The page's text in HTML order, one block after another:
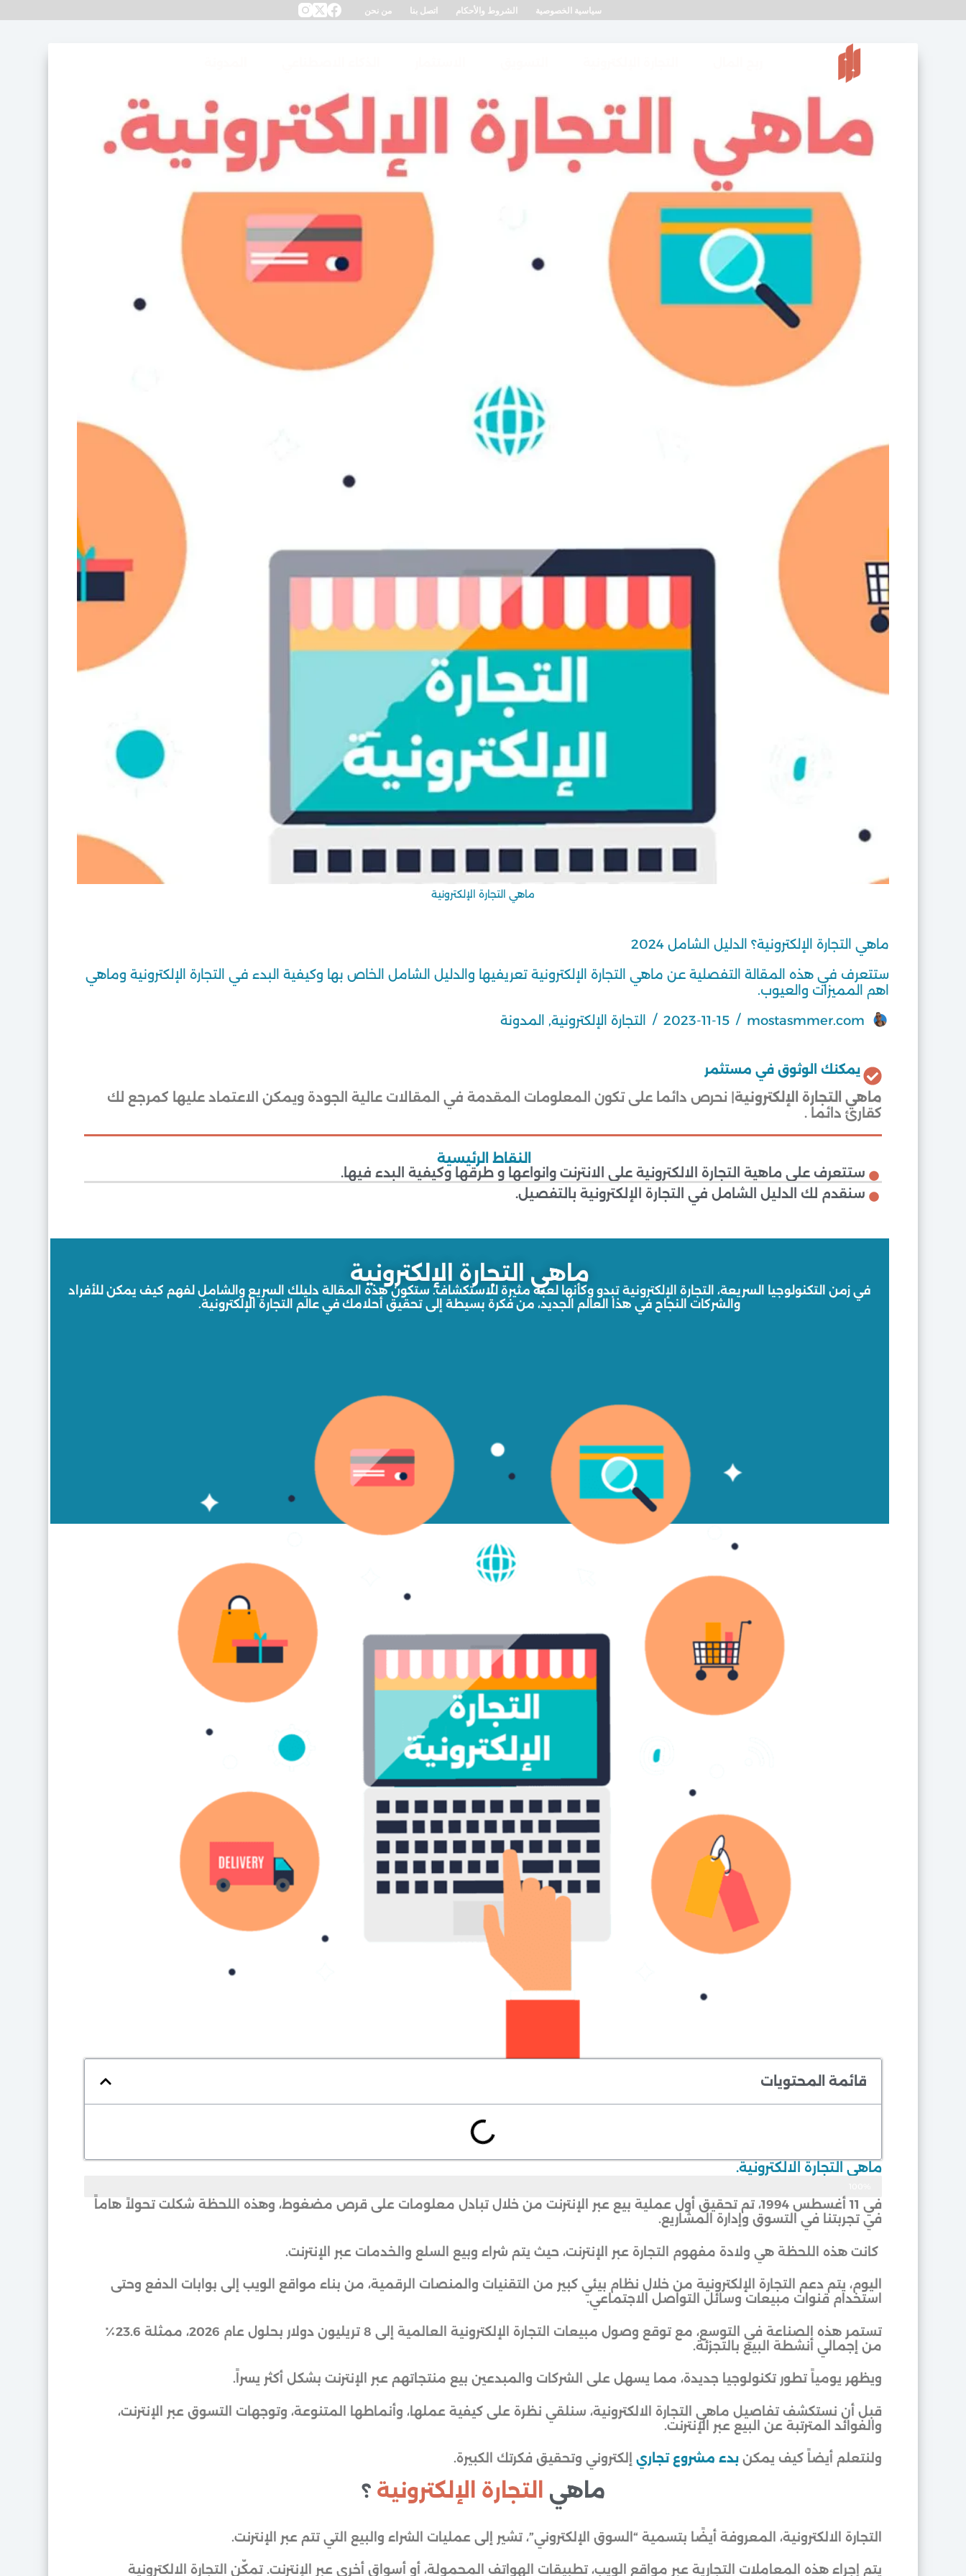
سياسية الخصوصية الشروط والأحكام اتصل بنا من نحن
ماهي التجارة الإلكترونية
ماهي التجارة الإلكترونية؟ الدليل الشامل 2024
ستتعرف في هذه المقالة التفصلية عن ماهي التجارة الإلكترونية تعريفيها والدليل الشامل الخاص بها وكيفية البدء في التجارة الإلكترونية وماهي
اهم المميزات والعيوب.
mostasmmer.com
2023-11-15 التجارة الإلكترونية, المدونة
يمكنك الوثوق في مستثمر
ماهي التجارة الإلكترونية| نحرص دائما على تكون المعلومات المقدمة في المقالات عالية الجودة ويمكن الاعتماد عليها كمرجع لك
كقارئ دائما .
النقاط الرئيسية
ستتعرف على ماهية التجارة الالكترونية على الانترنت وانواعها و طرقها وكيفية البدء فيها.
سنقدم لك الدليل الشامل في التجارة الإلكترونية بالتفصيل.
ماهي التجارة الإلكترونية
في زمن التكنولوجيا السريعة، التجارة الإلكترونية تبدو وكأنها لعبة مثيرة للاستكشاف. ستكون هذه المقالة دليلك السريع والشامل لفهم كيف يمكن للأفراد
والشركات النجاح في هذا العالم الجديد، من فكرة بسيطة إلى تحقيق أحلامك في عالم التجارة الإلكترونية.
قائمة المحتويات
ماهي التجارة الالكترونية.
في 11 أغسطس 1994، تم تحقيق أول عملية بيع عبر الإنترنت من خلال تبادل معلومات على قرص مضغوط، وهذه اللحظة شكلت تحولاً هاماً
في تجربتنا في التسوق وإدارة المشاريع.
كانت هذه اللحظة هي ولادة مفهوم التجارة عبر الإنترنت، حيث يتم شراء وبيع السلع والخدمات عبر الإنترنت.
اليوم، يتم دعم التجارة الإلكترونية من خلال نظام بيئي كبير من التقنيات والمنصات الرقمية، من بناء مواقع الويب إلى بوابات الدفع وحتى
استخدام قنوات مبيعات وسائل التواصل الاجتماعي.
تستمر هذه الصناعة في التوسع، مع توقع وصول مبيعات التجارة الإلكترونية العالمية إلى 8 تريليون دولار بحلول عام 2026، ممثلة 23.6٪
من إجمالي أنشطة البيع بالتجزئة.
ويظهر يومياً تطور تكنولوجيا جديدة، مما يسهل على الشركات والمبدعين بيع منتجاتهم عبر الإنترنت بشكل أكثر يسراً.
قبل أن نستكشف تفاصيل ماهي التجارة الالكترونية، سنلقي نظرة على كيفية عملها، وأنماطها المتنوعة، وتوجهات التسوق عبر الإنترنت،
والفوائد المترتبة عن البيع عبر الإنترنت.
ولنتعلم أيضاً كيف يمكن بدء مشروع تجاري إلكتروني وتحقيق فكرتك الكبيرة.
ماهي التجارة الإلكترونية ؟
التجارة الالكترونية، المعروفة أيضًا بتسمية “السوق الإلكتروني”، تشير إلى عمليات الشراء والبيع التي تتم عبر الإنترنت.
يتم إجراء هذه المعاملات التجارية عبر مواقع الويب، تطبيقات الهواتف المحمولة، أو أسواق أخرى عبر الإنترنت. تمكّن التجارة الالكترونية